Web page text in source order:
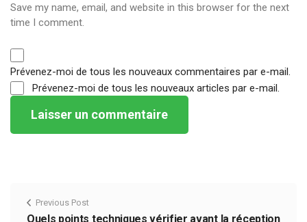
Save my name, email, and website in this browser for the next
time I comment.
Prévenez-moi de tous les nouveaux commentaires par e-mail.
Prévenez-moi de tous les nouveaux articles par e-mail.
Previous Post
Quels points techniques vérifier avant la réception